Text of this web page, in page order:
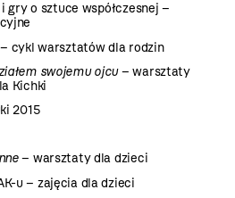
gry o sztuce współczesnej –
cykl warsztatów dla rodzin
swojemu ojcu– warsztaty
Kichki
2015
– warsztaty dla dzieci
u – zajęcia dla dzieci